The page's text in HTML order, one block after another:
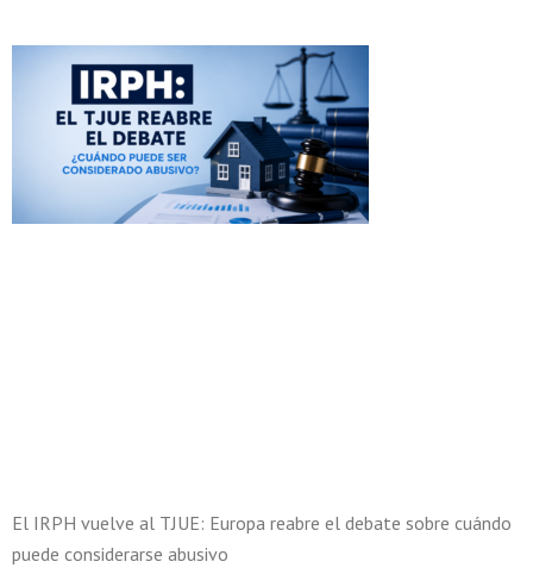
El IRPH vuelve al TJUE: Europa reabre el debate sobre cuándo
puede considerarse abusivo